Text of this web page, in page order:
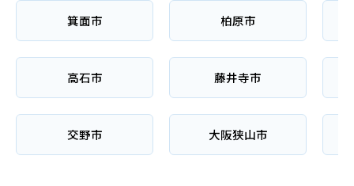
箕面市 柏原市
高石市 藤井寺市
交野市 大阪狭山市